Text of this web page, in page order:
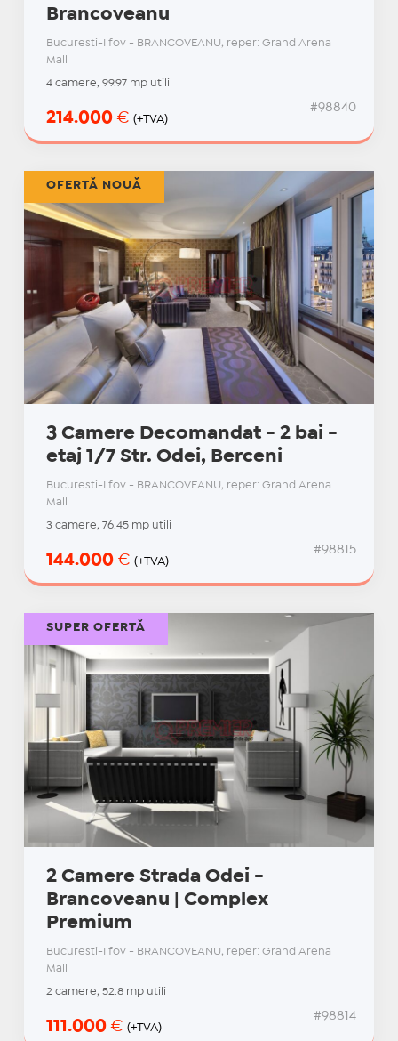
Brancoveanu
Bucuresti-Ilfov - BRANCOVEANU, reper: Grand Arena
Mall
4 camere, 99.97 mp utili
214.000 € (+TVA)
#98840
3 Camere Decomandat - 2 bai -
etaj 1/7 Str. Odei, Berceni
Bucuresti-Ilfov - BRANCOVEANU, reper: Grand Arena
Mall
3 camere, 76.45 mp utili
144.000 € (+TVA)
#98815
OFERTĂ NOUĂ
2 Camere Strada Odei -
Brancoveanu | Complex
Premium
Bucuresti-Ilfov - BRANCOVEANU, reper: Grand Arena
Mall
2 camere, 52.8 mp utili
111.000 € (+TVA)
#98814
SUPER OFERTĂ